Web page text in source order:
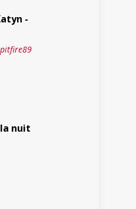
-
nuit